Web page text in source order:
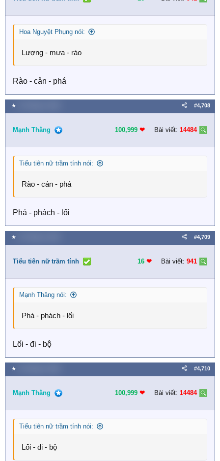
Hoa Nguyệt Phụng nói:
Lượng - mưa - rào
Rào - cản - phá
★ #4,708
Mạnh Thăng 100,999 ❤︎ Bài viết: 14484
Tiểu tiên nữ trầm tính nói:
Rào - cản - phá
Phá - phách - lối
★ #4,709
Tiểu tiên nữ trầm tính 16 ❤︎ Bài viết: 941
Mạnh Thăng nói:
Phá - phách - lối
Lối - đi - bộ
★ #4,710
Mạnh Thăng 100,999 ❤︎ Bài viết: 14484
Tiểu tiên nữ trầm tính nói:
Lối - đi - bộ